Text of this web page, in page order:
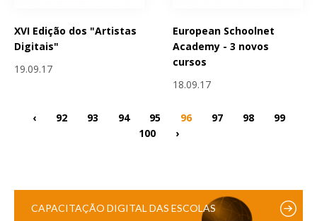
XVI Edição dos "Artistas
Digitais"
19.09.17
European Schoolnet
Academy - 3 novos
cursos
18.09.17
‹ 92 93 94 95 96 97 98
99
100
›
CAPACITAÇÃO DIGITAL DAS ESCOLAS